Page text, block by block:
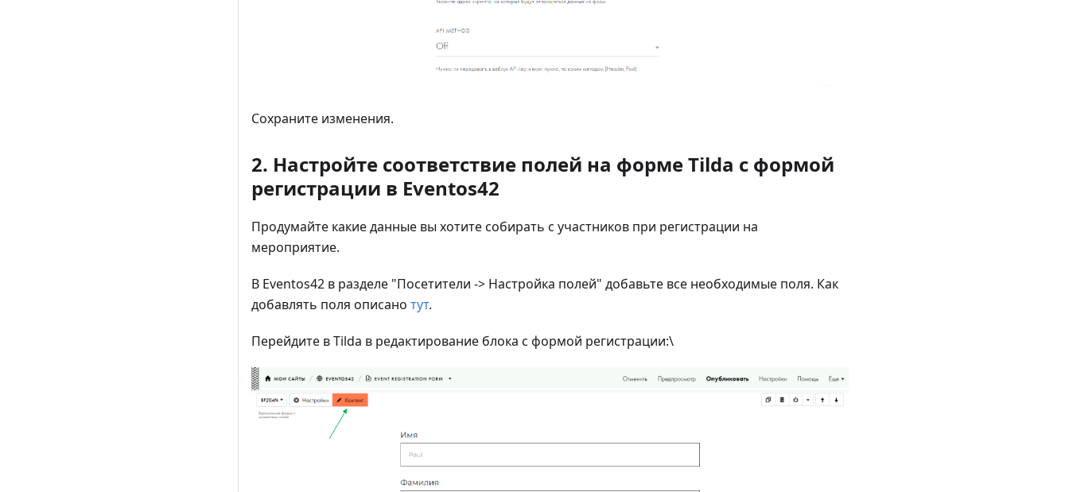
Сохраните изменения.
2. Настройте соответствие полей на форме Tilda с формой
регистрации в Eventos42
Продумайте какие данные вы хотите собирать с участников при регистрации на
мероприятие.
В Eventos42 в разделе "Посетители -> Настройка полей" добавьте все необходимые поля. Как
добавлять поля описано тут.
Перейдите в Tilda в редактирование блока с формой регистрации:\